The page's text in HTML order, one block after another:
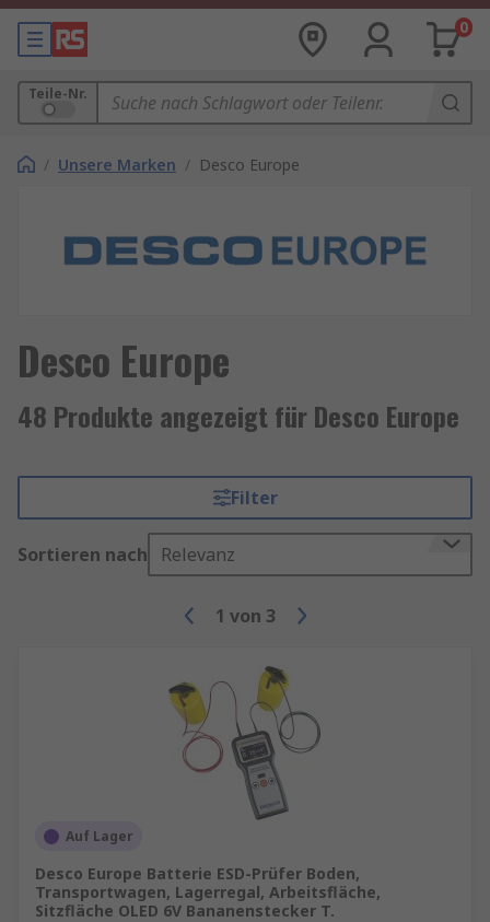
0
Teile-Nr.
/ Unsere Marken / Desco Europe
Desco Europe
48 Produkte angezeigt für Desco Europe
Filter
Sortieren nach Relevanz
1 von 3
Auf Lager
Desco Europe Batterie ESD-Prüfer Boden,
Transportwagen, Lagerregal, Arbeitsfläche,
Sitzfläche OLED 6V Bananenstecker T.